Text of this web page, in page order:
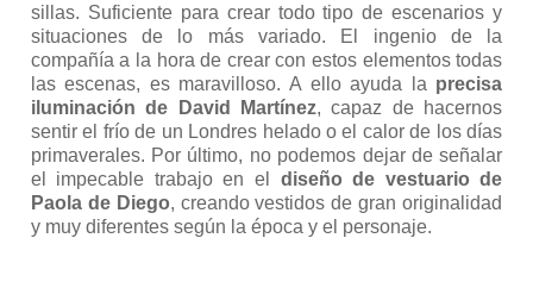
sillas. Suficiente para crear todo tipo de escenarios y
situaciones de lo más variado. El ingenio de la
compañía a la hora de crear con estos elementos todas
las escenas, es maravilloso. A ello ayuda la precisa
iluminación de David Martínez, capaz de hacernos
sentir el frío de un Londres helado o el calor de los días
primaverales. Por último, no podemos dejar de señalar
el impecable trabajo en el diseño de vestuario de
Paola de Diego, creando vestidos de gran originalidad
y muy diferentes según la época y el personaje.